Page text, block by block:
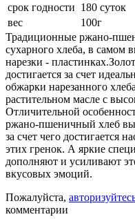
срок годности 180 суток
вес
100г
Традиционные ржано-
сухарного хлеба, в самом
нарезки -
достигается за счет
обжарки нарезанного
растительном масле с
Отличительной
ржано-пшеничный хлеб
за счет чего достигается
этих гренок. А яркие
дополняют и усиливают
вкусовых эмоций.
Пожалуйста,
комментарии